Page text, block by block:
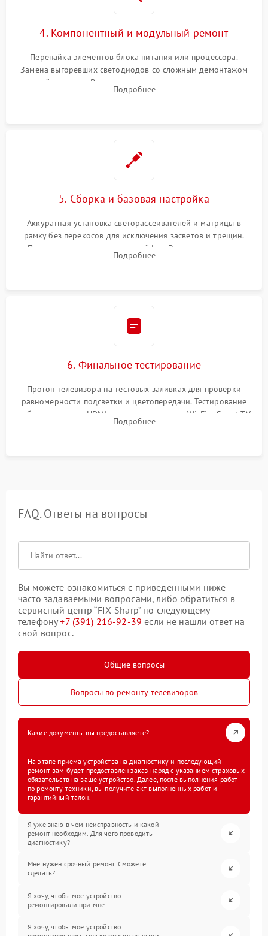
4. Компонентный и модульный ремонт
Перепайка элементов блока питания или процессора.
Замена выгоревших светодиодов со сложным демонтажом
хрупкой матрицы. Восстановление поврежденных дорожек,
прошивка микросхем памяти EEPROM
Подробнее
5. Сборка и базовая настройка
Аккуратная установка светорассеивателей и матрицы в
рамку без перекосов для исключения засветов и трещин.
Подключение внутренних шлейфов. Закрытие корпуса.
Сброс настроек и обновление программного обеспечения.
Подробнее
6. Финальное тестирование
Прогон телевизора на тестовых заливках для проверки
равномерности подсветки и цветопередачи. Тестирование
работы разъемов HDMI, динамиков, модуля Wi-Fi и Smart TV
в рабочем режиме в течение нескольких часов.
Подробнее
FAQ. Ответы на вопросы
Вы можете ознакомиться с приведенными ниже
часто задаваемыми вопросами, либо обратиться в
сервисный центр “FIX-Sharp” по следующему
телефону+7 (391) 216-92-39 если не нашли ответ на
свой вопрос.
Общие вопросы
Вопросы по ремонту телевизоров
Какие документы вы предоставляете?
На этапе приема устройства на диагностику и последующий
ремонт вам будет предоставлен заказ-наряд с указанием страховых
обязательств на ваше устройство. Далее, после выполнения работ
по ремонту техники, вы получите акт выполненных работ и
гарантийный талон.
Я уже знаю в чем неисправность и какой
ремонт необходим. Для чего проводить
диагностику?
Мне нужен срочный ремонт. Сможете
сделать?
Я хочу, чтобы мое устройство
ремонтировали при мне.
Я хочу, чтобы мое устройство